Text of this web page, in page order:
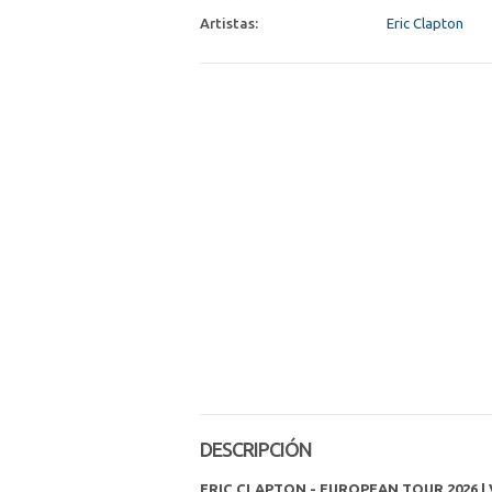
Artistas: Eric Clapton
DESCRIPCIÓN
ERIC CLAPTON - EUROPEAN TOUR 2026